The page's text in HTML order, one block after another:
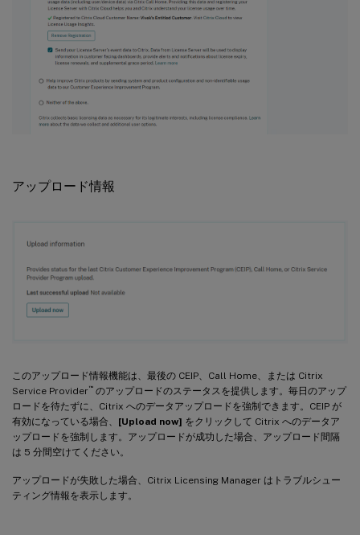
アップロード情報
このアップロード情報機能は、最後の CEIP、Call Home、または Citrix
Service Provider™ のアップロードのステータスを提供します。毎日のアップ
ロードを待たずに、Citrix へのデータアップロードを強制できます。CEIP が
有効になっている場合、 [Upload now] をクリックして Citrix へのデータア
ップロードを強制します。アップロードが成功した場合、アップロード間隔
は 5 分間空けてください。
アップロードが失敗した場合、Citrix Licensing Manager はトラブルシュー
ティング情報を表示します。